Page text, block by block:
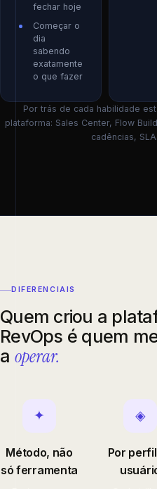
fechar hoje
Começar o
dia
sabendo
exatamente
o que fazer
Por trás de cada habilidade
plataforma: Sales Center, Flow
cadências,
DIFERENCIAIS
Quem criou a
RevOps é quem
a operar.
✦
Método, não
só ferramenta
◈
Por